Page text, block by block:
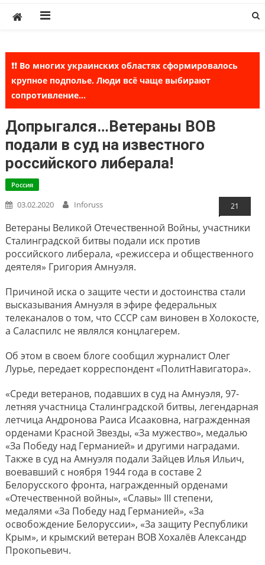
❗❗ Во многих украинских областях сформировалось
крупное подполье. Люди всё чаще выбирают
сопротивление...
Допрыгался…Ветераны ВОВ
подали в суд на известного
российского либерала!
Россия
03.02.2020 Inforuss 21
Ветераны Великой Отечественной Войны, участники
Сталинградской битвы подали иск против
российского либерала, «режиссера и общественного
деятеля» Григория Амнуэля.
Причиной иска о защите чести и достоинства стали
высказывания Амнуэля в эфире федеральных
телеканалов о том, что СССР сам виновен в Холокосте,
а Саласпилс не являлся концлагерем.
Об этом в своем блоге сообщил журналист Олег
Лурье, передает корреспондент «ПолитНавигатора».
«Среди ветеранов, подавших в суд на Амнуэля, 97-
летняя участница Сталинградской битвы, легендарная
летчица Андронова Раиса Исааковна, награжденная
орденами Красной Звезды, «За мужество», медалью
«За Победу над Германией» и другими наградами.
Также в суд на Амнуэля подали Зайцев Илья Ильич,
воевавший с ноября 1944 года в составе 2
Белорусского фронта, награжденный орденами
«Отечественной войны», «Славы» III степени,
медалями «За Победу над Германией», «За
освобождение Белоруссии», «За защиту Республики
Крым», и крымский ветеран ВОВ Хохалёв Александр
Прокопьевич.